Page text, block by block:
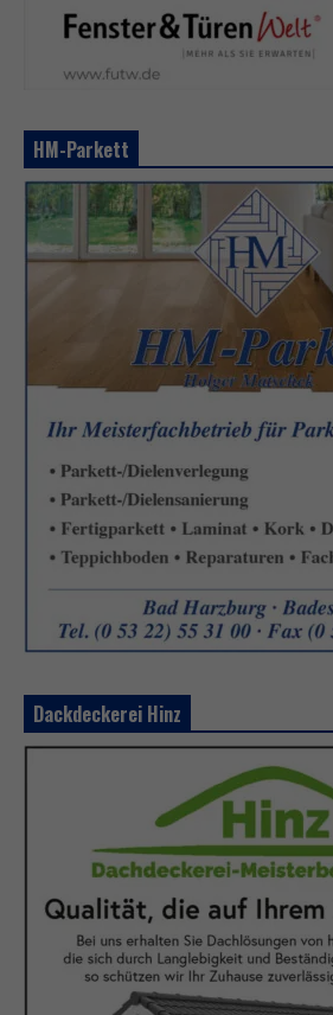
HM-Parkett
Dackdeckerei Hinz